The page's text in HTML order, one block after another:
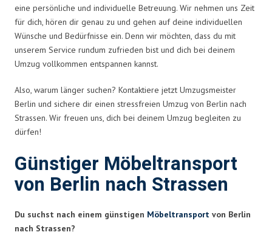
eine persönliche und individuelle Betreuung. Wir nehmen uns Zeit
für dich, hören dir genau zu und gehen auf deine individuellen
Wünsche und Bedürfnisse ein. Denn wir möchten, dass du mit
unserem Service rundum zufrieden bist und dich bei deinem
Umzug vollkommen entspannen kannst.
Also, warum länger suchen? Kontaktiere jetzt Umzugsmeister
Berlin und sichere dir einen stressfreien Umzug von Berlin nach
Strassen. Wir freuen uns, dich bei deinem Umzug begleiten zu
dürfen!
Günstiger Möbeltransport
von Berlin nach Strassen
Du suchst nach einem günstigen Möbeltransport von Berlin
nach Strassen?